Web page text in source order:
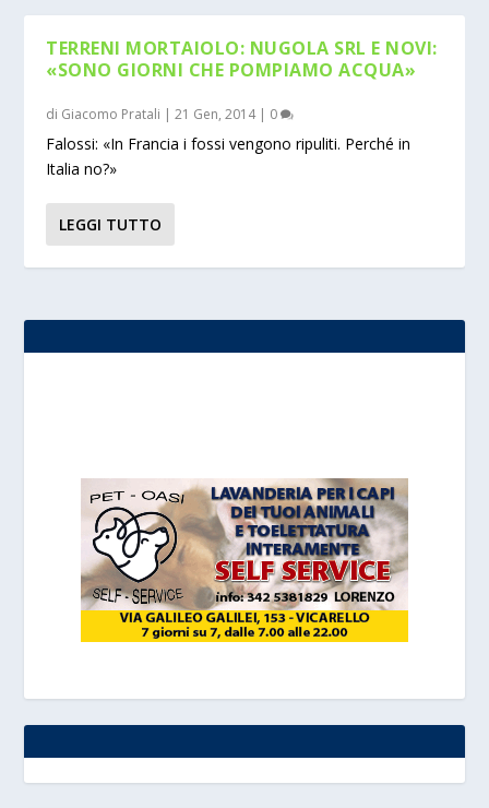
TERRENI MORTAIOLO: NUGOLA SRL E NOVI:
«SONO GIORNI CHE POMPIAMO ACQUA»
di Giacomo Pratali |21 Gen, 2014| 0
Falossi: «In Francia i fossi vengono ripuliti. Perché in
Italia no?»
LEGGI TUTTO